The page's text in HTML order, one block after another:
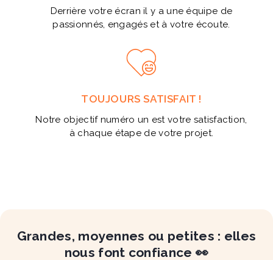
Derrière votre écran il y a une équipe de
passionnés, engagés et à votre écoute.
TOUJOURS SATISFAIT !
Notre objectif numéro un est votre satisfaction,
à chaque étape de votre projet.
Grandes, moyennes ou petites : elles
nous font confiance 👀